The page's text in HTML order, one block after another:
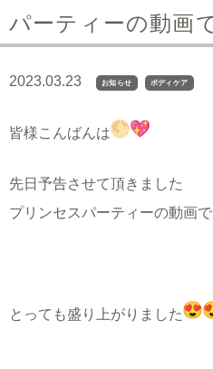
パーティーの動画
2023.03.23 お知らせ ボディケア
皆様こんばんは
先日予告させて頂きました
プリンセスパーティーの動画
とっても盛り上がりました